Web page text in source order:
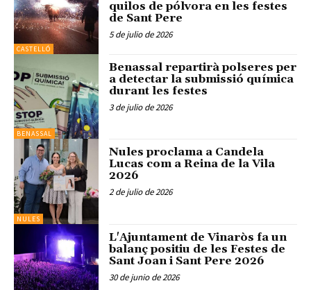
CASTELLÓ
quilos de pólvora en les festes
de Sant Pere
5 de julio de 2026
BENASSAL
Benassal repartirà polseres per
a detectar la submissió química
durant les festes
3 de julio de 2026
NULES
Nules proclama a Candela
Lucas com a Reina de la Vila
2026
2 de julio de 2026
L'Ajuntament de Vinaròs fa un
balanç positiu de les Festes de
Sant Joan i Sant Pere 2026
30 de junio de 2026